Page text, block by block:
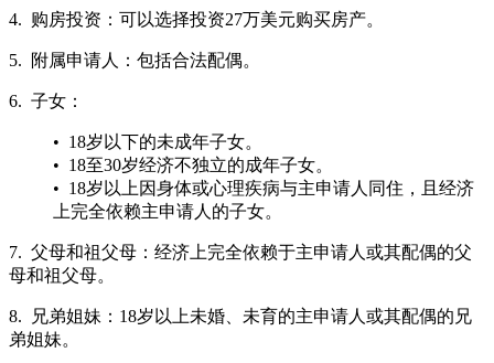
4. 购房投资：可以选择投资27万美元购买房产。
5. 附属申请人：包括合法配偶。
6. 子女：
• 18岁以下的未成年子女。
• 18至30岁经济不独立的成年子女。
• 18岁以上因身体或心理疾病与主申请人同住，且经济
上完全依赖主申请人的子女。
7. 父母和祖父母：经济上完全依赖于主申请人或其配偶的父
母和祖父母。
8. 兄弟姐妹：18岁以上未婚、未育的主申请人或其配偶的兄
弟姐妹。